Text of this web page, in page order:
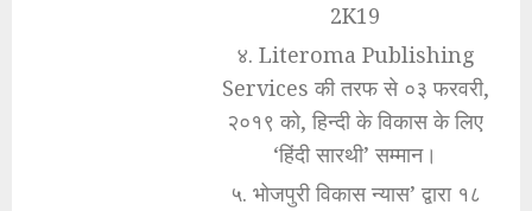
2K19
४. Literoma Publishing
Services की तरफ से ०३ फरवरी,
२०१९ को, हिन्दी के विकास के लिए
‘हिंदी सारथी’ सम्मान।
५. भोजपुरी विकास न्यास’ द्वारा १८